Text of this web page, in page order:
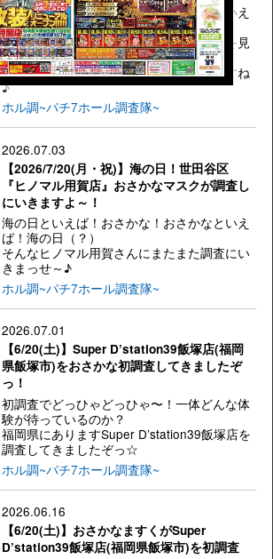
海の日といえば！おさかな！おさかなといえ
ば！海の日（？）
スロットもパチンコもすごい盛り上がりを見
せておりました！
ヒノマル用賀さんの調査結果を報告しますね
♪
ホル調~パチ7ホール調査隊~
2026.07.03
【2026/7/20(月・祝)】海の日！世田谷区
『ヒノマル用賀店』おさかなマスクが調査し
にいきますよ～！
海の日といえば！おさかな！おさかなといえ
ば！海の日（？）
そんなヒノマル用賀さんにまたまた調査にい
きまっせ～♪
ホル調~パチ7ホール調査隊~
2026.07.01
【6/20(土)】Super D’station39飯塚店(福岡
県飯塚市)をおさかな初調査してきましたぞ
っ！
初調査でどっひゃどっひゃ〜！一体どんな体
験が待っているのか？
福岡県にありますSuper D’station39飯塚店を
調査してきましたぞっ☆
ホル調~パチ7ホール調査隊~
2026.06.16
【6/20(土)】おさかなますくがSuper
D’station39飯塚店(福岡県飯塚市)を初調査